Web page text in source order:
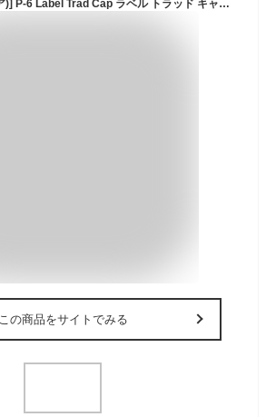
[Patagonia (パタゴニア)] P-6 Label Trad Cap ラベル トラッド キャップ 38296 BLACK
この商品をサイトでみる